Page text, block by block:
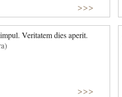
>>>
Veritatem dies aperit.
>>>